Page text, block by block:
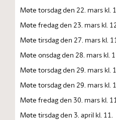
Møte torsdag den 22. mars kl.
Møte fredag den 23. mars kl.
Møte tirsdag den 27. mars kl.
Møte onsdag den 28. mars kl.
Møte torsdag den 29. mars kl.
Møte torsdag den 29. mars kl.
Møte fredag den 30. mars kl.
Møte tirsdag den 3. april kl. 11.